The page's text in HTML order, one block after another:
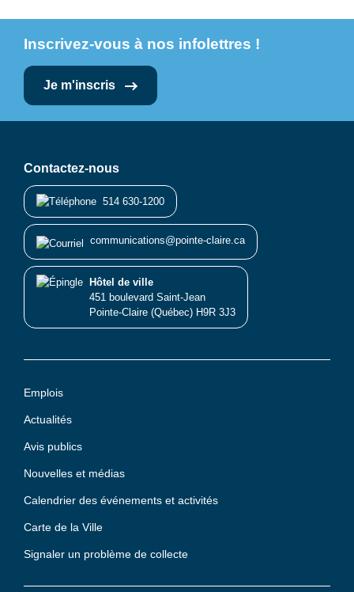
Inscrivez-vous à nos infolettres !
Je m'inscris
Emplois
Actualités
Avis publics
Nouvelles et médias
Calendrier des événements et activités
Carte de la Ville
Signaler un problème de collecte
Contactez-nous
514 630-1200
communications@pointe-claire.ca
Hôtel de ville
451 boulevard Saint-Jean
Pointe-Claire (Québec) H9R 3J3